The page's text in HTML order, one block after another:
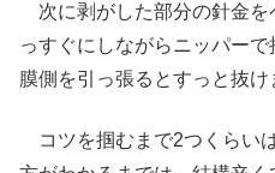
次に剥がした部分の針金を
っすぐにしながらニッパー
膜側を引っ張るとすっと抜け
コツを掴むまで2つくらい